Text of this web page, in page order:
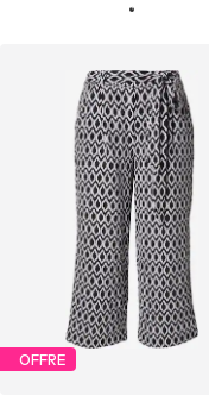
OFFRE